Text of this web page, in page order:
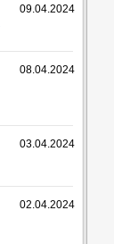
09.04.2024
08.04.2024
03.04.2024
02.04.2024